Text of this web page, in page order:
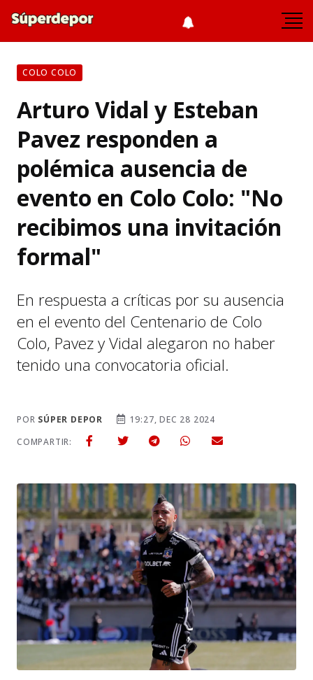
COLO COLO
Arturo Vidal y Esteban
Pavez responden a
polémica ausencia de
evento en Colo Colo: "No
recibimos una invitación
formal"
En respuesta a críticas por su ausencia
en el evento del Centenario de Colo
Colo, Pavez y Vidal alegaron no haber
tenido una convocatoria oficial.
POR SÚPER DEPOR
19:27, DEC 28 2024
COMPARTIR: